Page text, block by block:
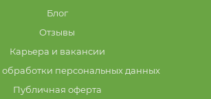
Блог
Отзывы
Карьера и вакансии
персональных данных
Публичная оферта